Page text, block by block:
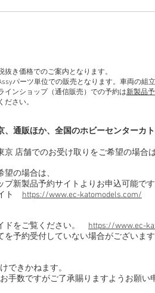
き価格でのご案内となります。
パーツ単位での販売となります。車両の組
ンショップ（通信販売）での予約は新製品
ださい。
、通販ほか、全国のホビーセンターカ
店舗でのお受け取りをご希望の場合
の場合は、
新製品予約サイトよりお申込可能で
ト https://www.ec-katomodels.com/
ドをご覧ください。 https://www.ec-
予約受付していない場合がございま
できかねます。
手数ですがご了承賜りますようお願い